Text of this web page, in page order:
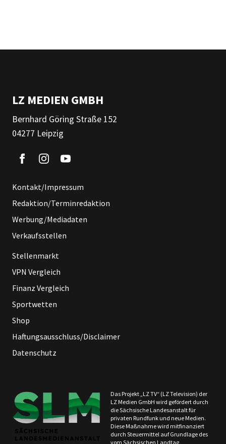
LZ MEDIEN GMBH
Bernhard Göring Straße 152
04277 Leipzig
Kontakt/Impressum
Redaktion/Terminredaktion
Werbung/Mediadaten
Verkaufsstellen
Stellenmarkt
VPN Vergleich
Finanz Vergleich
Sportwetten
Shop
Haftungsausschluss/Disclaimer
Datenschutz
Das Projekt „LZ TV“ (LZ Television) der
LZ Medien GmbH wird gefördert durch
die Sächsische Landesanstalt für
privaten Rundfunk und neue Medien.
Diese Maßnahme wird mitfinanziert
durch Steuermittel auf Grundlage des
vom Sächsischen Landtag